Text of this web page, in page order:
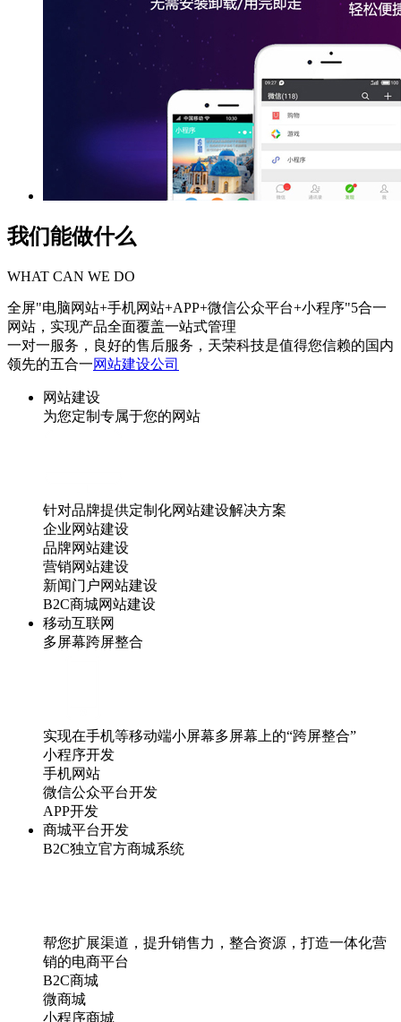
我们能做什么
WHAT CAN WE DO
全屏"电脑网站+手机网站+APP+微信公众平台+小程序"5合一
网站，实现产品全面覆盖一站式管理
一对一服务，良好的售后服务，天荣科技是值得您信赖的国内
领先的五合一网站建设公司
网站建设
为您定制专属于您的网站
针对品牌提供定制化网站建设解决方案
企业网站建设
品牌网站建设
营销网站建设
新闻门户网站建设
B2C商城网站建设
移动互联网
多屏幕跨屏整合
实现在手机等移动端小屏幕多屏幕上的“跨屏整合”
小程序开发
手机网站
微信公众平台开发
APP开发
商城平台开发
B2C独立官方商城系统
帮您扩展渠道，提升销售力，整合资源，打造一体化营
销的电商平台
B2C商城
微商城
小程序商城